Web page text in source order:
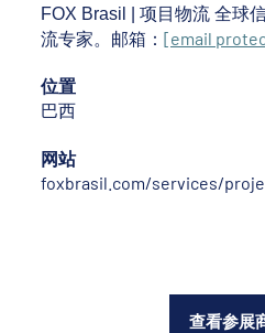
FOX Brasil | 项目物流 全球
流专家。邮箱： [email
位置
巴西
网站
foxbrasil.com/services/
查看参展